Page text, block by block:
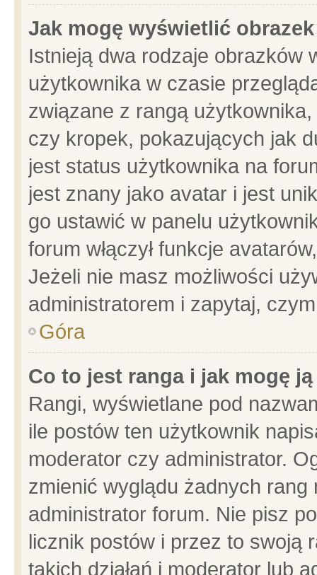
Jak mogę wyświetlić
Istnieją dwa rodzaje obrazków
użytkownika w czasie
związane z rangą
czy kropek, pokazujących jak
jest status użytkownika na
jest znany jako avatar i jest
go ustawić w panelu
forum włączył funkcje
Jeżeli nie masz możliwości
administratorem i zapytaj,
Góra
Co to jest ranga i jak mogę
Rangi, wyświetlane pod
ile postów ten użytkownik
moderator czy administrator.
zmienić wyglądu żadnych
administrator forum. Nie pisz
licznik postów i przez to swoją
takich działań i moderator lub